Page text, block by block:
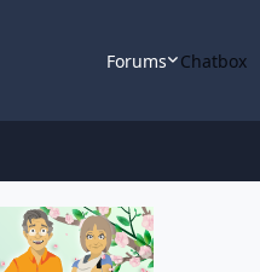
Forums Chatbox